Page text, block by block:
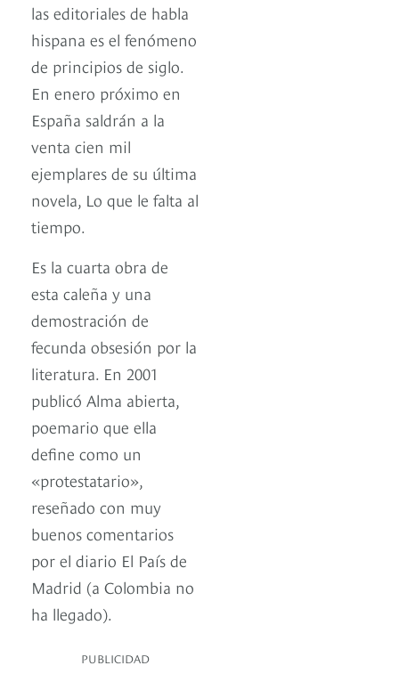
las editoriales de habla
hispana es el fenómeno
de principios de siglo.
En enero próximo en
España saldrán a la
venta cien mil
ejemplares de su última
novela, Lo que le falta al
tiempo.
Es la cuarta obra de
esta caleña y una
demostración de
fecunda obsesión por la
literatura. En 2001
publicó Alma abierta,
poemario que ella
define como un
«protestatario»,
reseñado con muy
buenos comentarios
por el diario El País de
Madrid (a Colombia no
ha llegado).
PUBLICIDAD